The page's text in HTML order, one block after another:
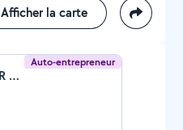
Afficher la carte
Auto-entrepreneur
Guillaume Fils (PLOMBIER A 2 ROUES)